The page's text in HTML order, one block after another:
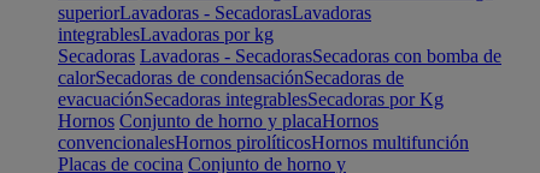
superiorLavadoras - SecadorasLavadoras
integrablesLavadoras por kg
Secadoras Lavadoras - SecadorasSecadoras con bomba de
calorSecadoras de condensaciónSecadoras de
evacuaciónSecadoras integrablesSecadoras por Kg
Hornos Conjunto de horno y placaHornos
convencionalesHornos pirolíticosHornos multifunción
Placas de cocina Conjunto de horno y